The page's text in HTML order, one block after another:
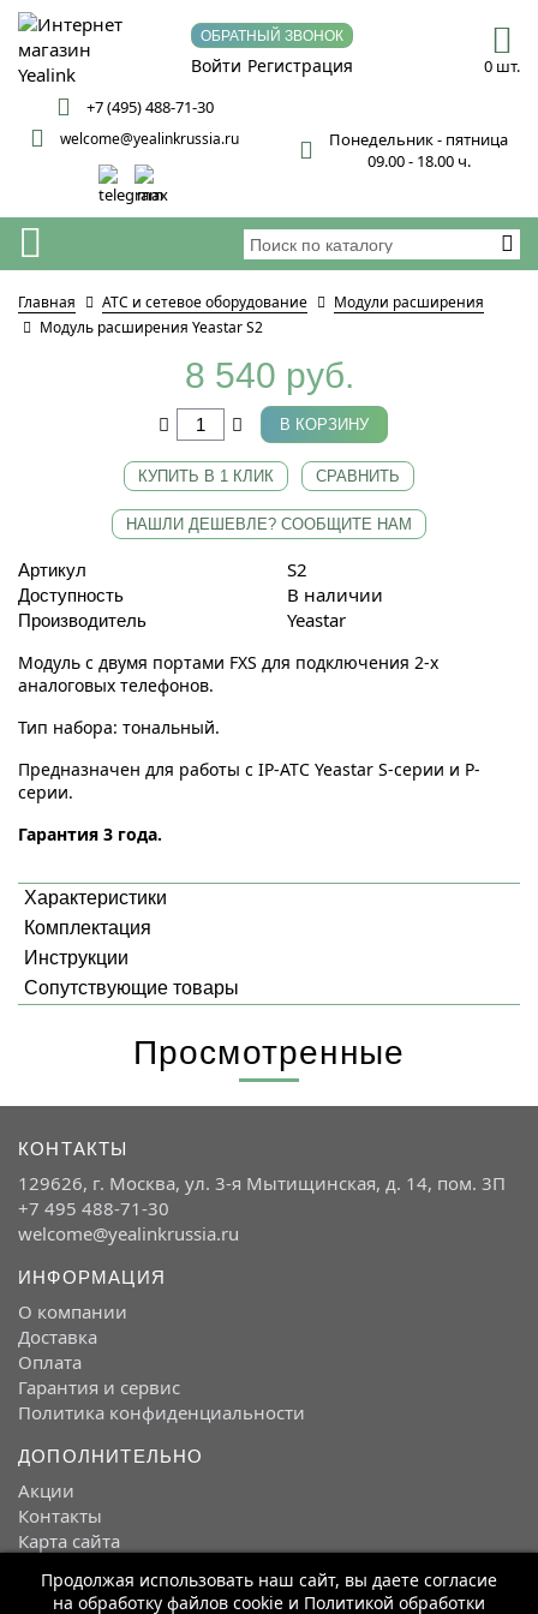
Продолжая использовать наш сайт, вы даете согласие
на обработку файлов cookie и Политикой обработки
+7 (495) 488-71-30
welcome@yealinkrussia.ru
Понедельник - пятница
09.00 - 18.00 ч.
ОБРАТНЫЙ ЗВОНОК
Войти Регистрация 0 шт.
Главная АТС и сетевое оборудование
Модули расширения
Модуль расширения Yeastar S2
8 540 руб.
В КОРЗИНУ
КУПИТЬ В 1 КЛИК СРАВНИТЬ
НАШЛИ ДЕШЕВЛЕ? СООБЩИТЕ НАМ
Артикул S2
Доступность В наличии
Производитель Yeastar
Модуль с двумя портами FXS для подключения 2-х
аналоговых телефонов.
Тип набора: тональный.
Предназначен для работы с IP-АТС Yeastar S-серии и P-
серии.
Гарантия 3 года.
Характеристики
Комплектация
Инструкции
Сопутствующие товары
Просмотренные
КОНТАКТЫ
129626, г. Москва, ул. 3-я Мытищинская, д. 14, пом. 3П
+7 495 488-71-30
welcome@yealinkrussia.ru
ИНФОРМАЦИЯ
О компании
Доставка
Оплата
Гарантия и сервис
Политика конфиденциальности
ДОПОЛНИТЕЛЬНО
Акции
Контакты
Карта сайта
Интернет магазин Yealink2026